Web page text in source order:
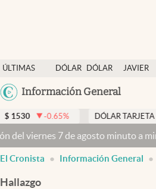
ÚLTIMAS
NOTICIAS
DÓLAR
DÓLAR
JAVIER
Información General
Dólar
Members
Economía y Política
Finanzas y Mercados
Mercados Online
Negocios
% DÓLAR TARJETA $ 1976 0.00
a minutoPropiedad privada: con
El Cronista Información General
Hallazgo